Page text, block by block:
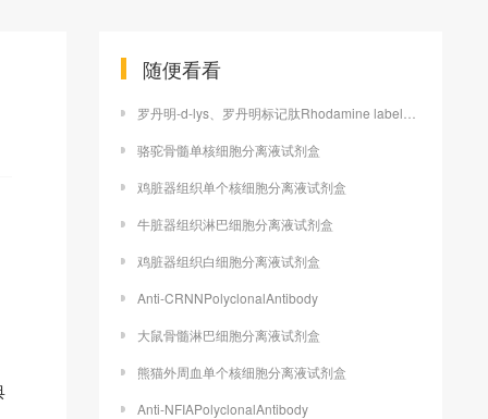
随便看看
罗丹明-d-lys、罗丹明标记肽Rhodamine labeled peptide
骆驼骨髓单核细胞分离液试剂盒
鸡脏器组织单个核细胞分离液试剂盒
牛脏器组织淋巴细胞分离液试剂盒
鸡脏器组织白细胞分离液试剂盒
Anti-CRNNPolyclonalAntibody
大鼠骨髓淋巴细胞分离液试剂盒
熊猫外周血单个核细胞分离液试剂盒
Anti-NFIAPolyclonalAntibody